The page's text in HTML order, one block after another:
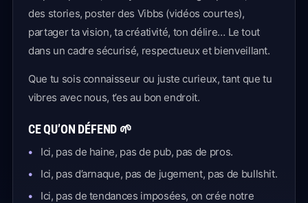
des stories, poster des Vibbs (vidéos courtes),
partager ta vision, ta créativité, ton délire… Le tout
dans un cadre sécurisé, respectueux et bienveillant.
Que tu sois connaisseur ou juste curieux, tant que tu
vibres avec nous, t’es au bon endroit.
CE QU’ON DÉFEND 🌱
Ici, pas de haine, pas de pub, pas de pros.
Ici, pas d’arnaque, pas de jugement, pas de bullshit.
Ici, pas de tendances imposées, on crée notre